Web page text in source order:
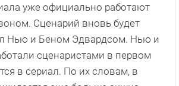
уже официально работают
Сценарий вновь будет
Нью и Беном Эдвардсом. Нью и
сценаристами в первом
в сериал. По их словам, в